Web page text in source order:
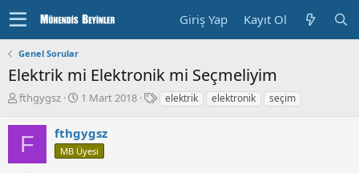
Giriş Yap Kayıt Ol
Genel Sorular
Elektrik mi Elektronik mi Seçmeliyim
K
n
u
y
fthgygsz
B
l
a
1 Mart 2018
Eelektrik elektronik seçim
F fthgygsz
MB Üyesi